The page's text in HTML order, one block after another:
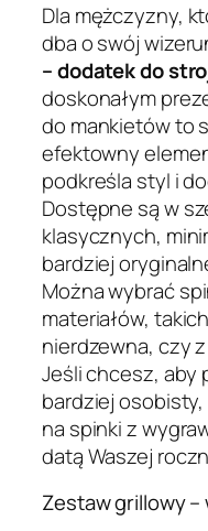
Dla mężczyzny,
dba o swój
– dodatek do
doskonałym
do mankietów to
efektowny
podkreśla styl i
Dostępne są w
klasycznych,
bardziej
Można wybrać
materiałów,
nierdzewna, czy
Jeśli chcesz, aby
bardziej
na spinki z
datą Waszej
Zestaw grillowy